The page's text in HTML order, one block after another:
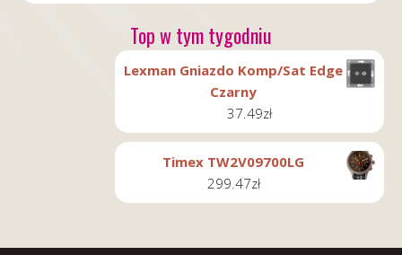
Top w tym tygodniu
Lexman Gniazdo Komp/Sat Edge
Czarny
37.49zł
Timex TW2V09700LG
299.47zł